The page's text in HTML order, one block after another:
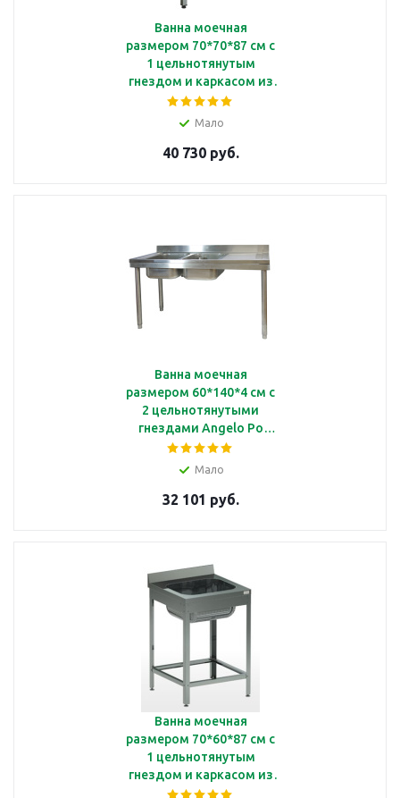
Ванна моечная
размером 70*70*87 см с
1 цельнотянутым
гнездом и каркасом из
нержавеющей стали
Кобор ВМЦФ/1-70/70
Мало
40 730 руб.
Ванна моечная
размером 60*140*4 см с
2 цельнотянутыми
гнездами Angelo Po
VVD0614A
Мало
32 101 руб.
Ванна моечная
размером 70*60*87 см с
1 цельнотянутым
гнездом и каркасом из
оцинкованной стали